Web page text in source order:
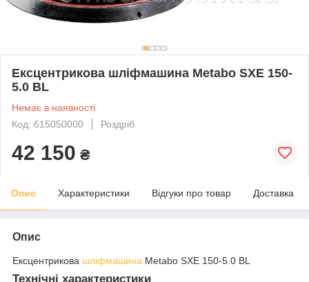
Ексцентрикова шліфмашина Metabo SXE 150-
5.0 BL
Немає в наявності
Код: 615050000
Роздріб
42 150 ₴
Опис Характеристики Відгуки про товар Доставка
Опис
Ексцентрикова шліфмашина Metabo SXE 150-5.0 BL
Технічні характеристики